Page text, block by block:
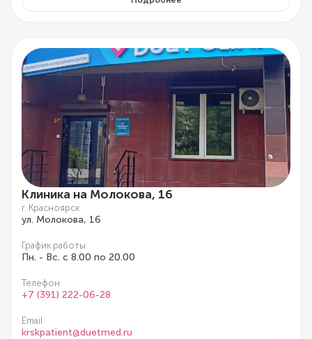
Клиника на Молокова, 16
г. Красноярск
ул. Молокова, 16
График работы
Пн. - Вс. с 8.00 по 20.00
Телефон
+7 (391) 222-06-28
Email
krskpatient@duetmed.ru